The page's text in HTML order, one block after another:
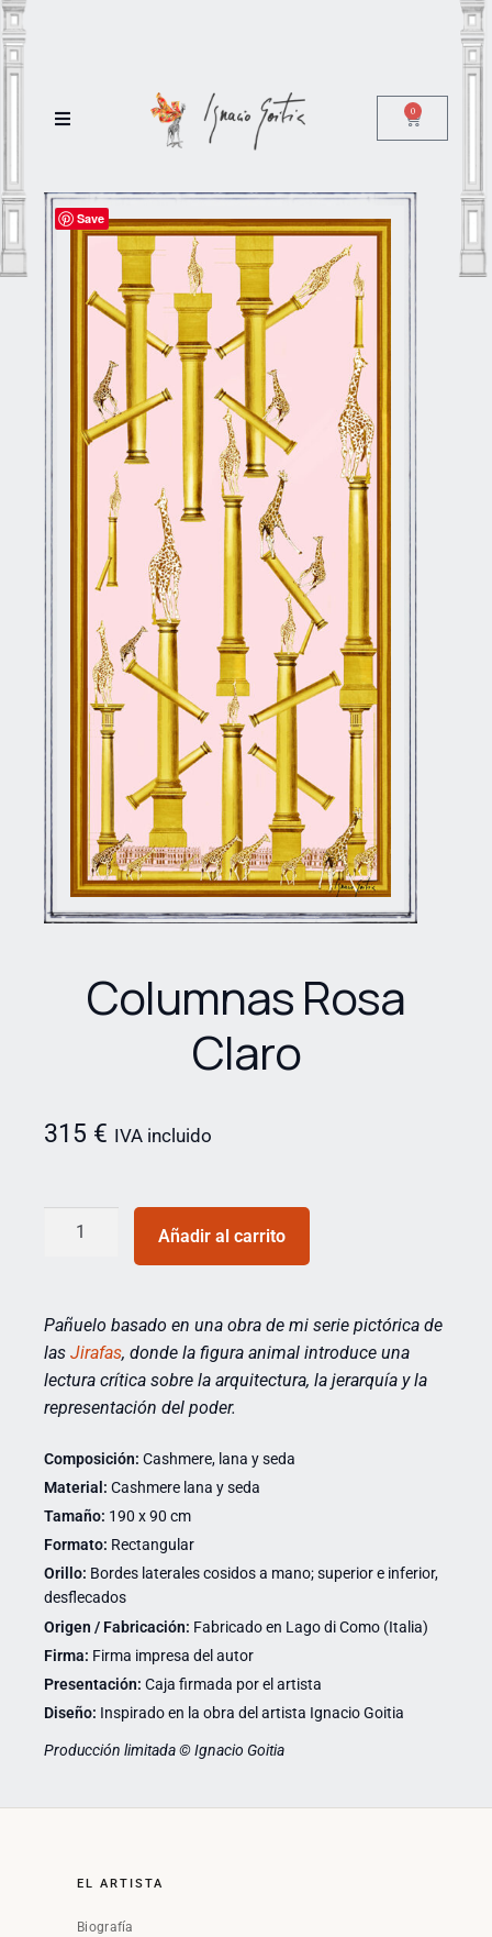
0
Save
Columnas Rosa
Claro
315 € IVA incluido
Añadir al carrito
Pañuelo basado en una obra de mi serie pictórica de
las Jirafas, donde la figura animal introduce una
lectura crítica sobre la arquitectura, la jerarquía y la
representación del poder.
Composición: Cashmere, lana y seda
Material: Cashmere lana y seda
Tamaño: 190 x 90 cm
Formato: Rectangular
Orillo: Bordes laterales cosidos a mano; superior e inferior,
desflecados
Origen / Fabricación: Fabricado en Lago di Como (Italia)
Firma: Firma impresa del autor
Presentación: Caja firmada por el artista
Diseño: Inspirado en la obra del artista Ignacio Goitia
Producción limitada © Ignacio Goitia
EL ARTISTA
Biografía